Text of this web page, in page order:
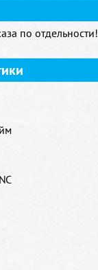
по отдельности!